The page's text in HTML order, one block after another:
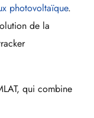
photovoltaïque.
de la
qui combine